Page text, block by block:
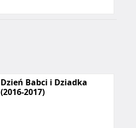
Dzień Babci i Dziadka
(2016-2017)